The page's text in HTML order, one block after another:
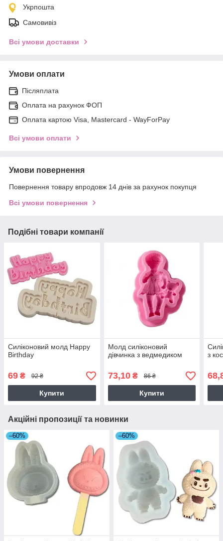
Укрпошта
Самовивіз
Всі умови доставки
Умови оплати
Післяплата
Оплата на рахунок ФОП
Оплата картою Visa, Mastercard - WayForPay
Всі умови оплати
Умови повернення
Повернення товару впродовж 14 днів за рахунок покупця
Всі умови повернення
Подібні товари компанії
Силіконовий молд Happy
Birthday
69 ₴ 92 ₴
Купити
Молд силіконовий
дівчинка з ведмедиком
73,10₴ 86 ₴
Купити
з
Акційні пропозиції та новинки
–60% –60%